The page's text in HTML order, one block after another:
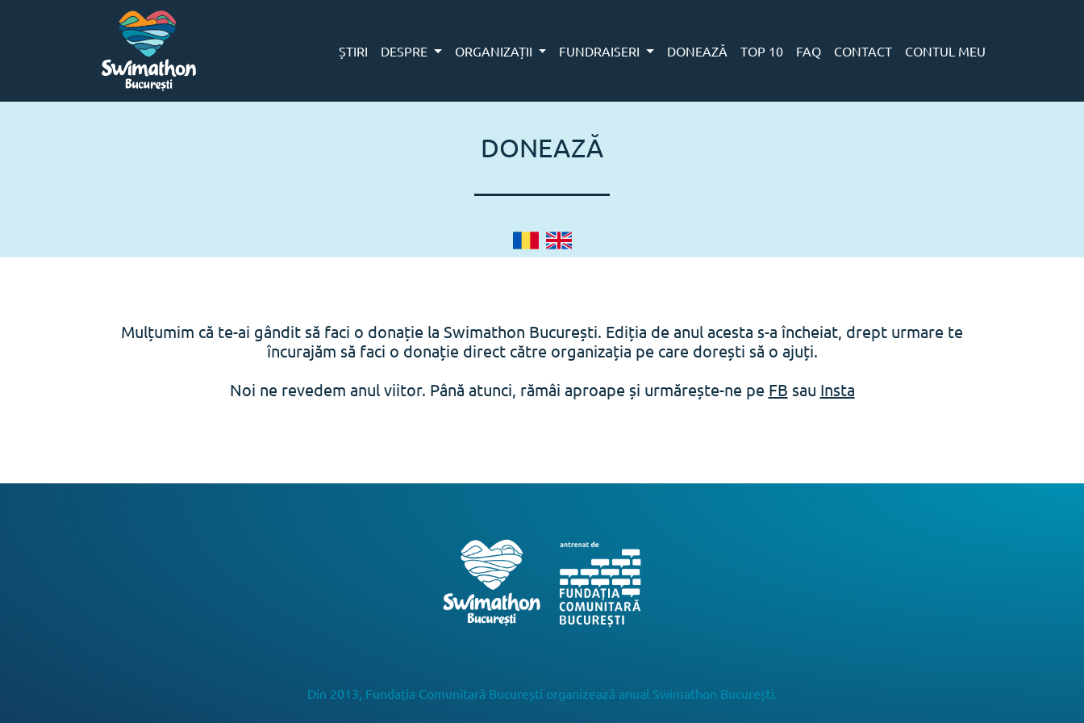
ȘTIRI DESPRE ORGANIZAȚII FUNDRAISERI DONEAZĂ TOP 10 FAQ CONTACT CONTUL MEU
DONEAZĂ
Mulțumim că te-ai gândit să faci o donație la Swimathon București. Ediția de anul acesta s-a încheiat, drept urmare te
încurajăm să faci o donație direct către organizația pe care dorești să o ajuți.
Noi ne revedem anul viitor. Până atunci, rămâi aproape și urmărește-ne pe FB sau Insta
Din 2013, Fundația Comunitară București organizează anual Swimathon București.